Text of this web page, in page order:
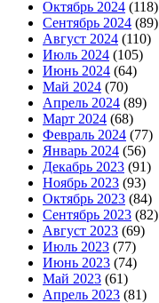
Октябрь 2024 (118)
Сентябрь 2024 (89)
Август 2024 (110)
Июль 2024 (105)
Июнь 2024 (64)
Май 2024 (70)
Апрель 2024 (89)
Март 2024 (68)
Февраль 2024 (77)
Январь 2024 (56)
Декабрь 2023 (91)
Ноябрь 2023 (93)
Октябрь 2023 (84)
Сентябрь 2023 (82)
Август 2023 (69)
Июль 2023 (77)
Июнь 2023 (74)
Май 2023 (61)
Апрель 2023 (81)